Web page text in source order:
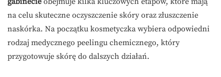
na celu skuteczne oczyszczenie skóry oraz złuszczenie
naskórka. Na początku kosmetyczka wybiera odpowiedni
rodzaj medycznego peelingu chemicznego, który
przygotowuje skórę do dalszych działań.